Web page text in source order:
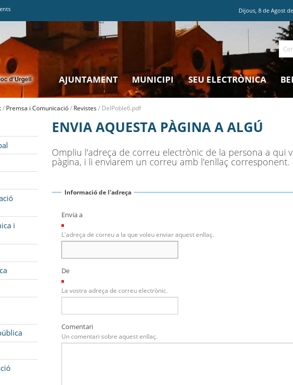
Dijous,8 deAgost
Cerca
AJUNTAMENT MUNICIPI SEU ELECTRÒNICA
/ Premsa i Comunicació/ Revistes/ DelPoble6.pdf
i
ENVIA AQUESTA PÀGINA A ALGÚ
Ompliu l'adreça de correu electrònic de la persona a qui
pàgina, i li enviarem un correu amb l'enllaç corresponent.
Informació de l'adreça
Envia a
L'adreça de correu a la que voleu enviar aquest enllaç.
De
La vostra adreça de correu electrònic.
Comentari
Un comentari sobre aquest enllaç.